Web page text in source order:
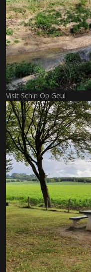
Visit Schin Op Geul